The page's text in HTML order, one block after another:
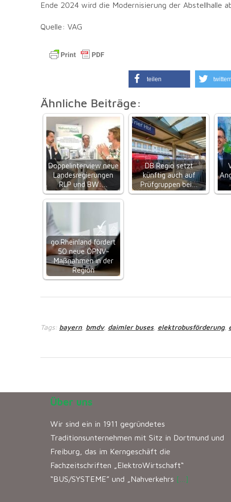
Ende 2024 wird die Modernisierung der Abstellhalle
Quelle: VAG
teilen
Ähnliche Beiträge:
Doppelinterview neue
Landesregierungen
RLP und BW:…
DB Regio setzt
künftig auch auf
Prüfgruppen bei…
go.Rheinland fördert
50 neue ÖPNV-
Maßnahmen in der
Region
Tags: bayern, bmdv, daimler buses, elektrobusförderung,
Über uns
Wir sind ein in 1911 gegründetes
Traditionsunternehmen mit Sitz in Dortmund und
Freiburg, das im Kerngeschäft die
Fachzeitschriften „ElektroWirtschaft“
“BUS/SYSTEME” und „Nahverkehrs […]